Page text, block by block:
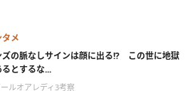
メ
ズの脈なしサインは顔に出る!? この世に地獄
とするな...
ルオアレディ3考察